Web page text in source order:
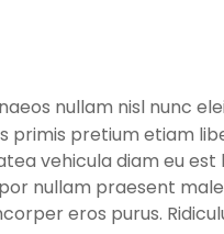
nullam nisl nunc
primis pretium etiam
vehicula diam eu
nullam praesent
eros purus.